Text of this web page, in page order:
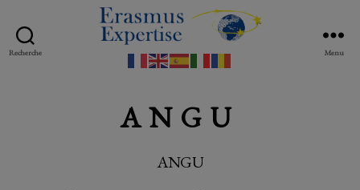
Recherche
Erasmus
Expertise
Menu
ANGU
ANGU